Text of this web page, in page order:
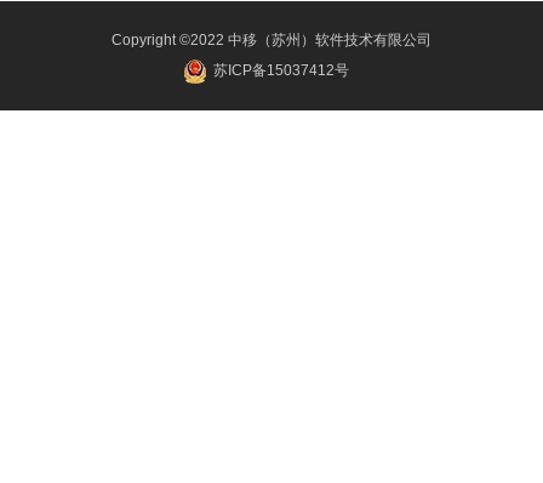
Copyright ©2022 中移（苏州）软件技术有限公司
苏ICP备15037412号